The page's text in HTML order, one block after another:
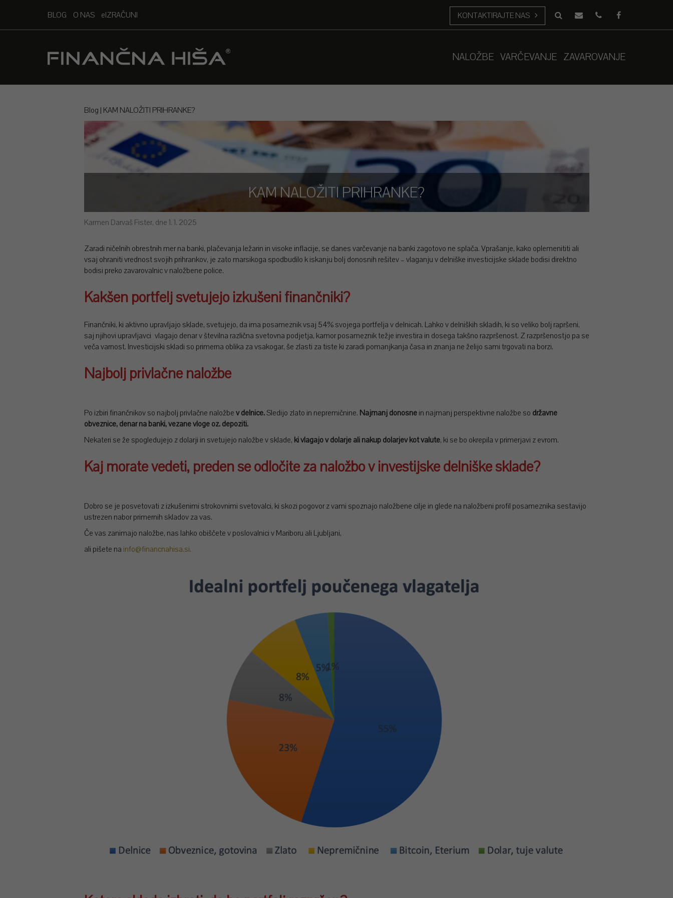
BLOG O NAS EIZRAČUNI KONTAKTIRAJTE NAS
NALOŽBE VARČEVANJE ZAVAROVANJE
Blog KAM NALOŽITI PRIHRANKE?
KAM NALOŽITI PRIHRANKE?
Karmen Darvaš Fister, dne 1. 1. 2025
Zaradi ničelnih obrestnih mer na banki, plačevanja ležarin in visoke inflacije, se danes varčevanje na banki zagotovo ne splača. Vprašanje, kako oplemenititi ali
vsaj ohraniti vrednost svojih prihrankov, je zato marsikoga spodbudilo k iskanju bolj donosnih rešitev – vlaganju v delniške investicijske sklade bodisi direktno
bodisi preko zavarovalnic v naložbene police.
Kakšen portfelj svetujejo izkušeni finančniki?
Finančniki, ki aktivno upravljajo sklade, svetujejo, da ima posameznik vsaj 54% svojega portfelja v delnicah. Lahko v delniških skladih, ki so veliko bolj rapršeni,
saj njihovi upravljavci vlagajo denar v številna različna svetovna podjetja, kamor posameznik težje investira in dosega takšno razpršenost. Z razpršenostjo pa se
veča varnost. Investicijski skladi so primerna oblika za vsakogar, še zlasti za tiste ki zaradi pomanjkanja časa in znanja ne želijo sami trgovati na borzi.
Najbolj privlačne naložbe
Po izbiri finančnikov so najbolj privlačne naložbe v delnice.Sledijo zlato in nepremičnine. Najmanj donosnein najmanj perspektivne naložbe so državne
obveznice, denar na banki, vezane vloge oz. depoziti.
Nekateri se že spogledujejo z dolarji in svetujejo naložbe v sklade, ki vlagajo v dolarje ali nakup dolarjev kot valute, ki se bo okrepila v primerjavi z evrom.
Kaj morate vedeti, preden se odločite za naložbo v investijske delniške sklade?
Dobro se je posvetovati z izkušenimi strokovnimi svetovalci, ki skozi pogovor z vami spoznajo naložbene cilje in glede na naložbeni profil posameznika sestavijo
ustrezen nabor primernih skladov za vas.
Če vas zanimajo naložbe, nas lahko obiščete v poslovalnici v Mariboru ali Ljubljani,
ali pišete na info@financnahisa.si.